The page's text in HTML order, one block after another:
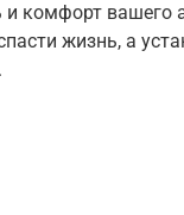
и комфорт вашего
жизнь, а